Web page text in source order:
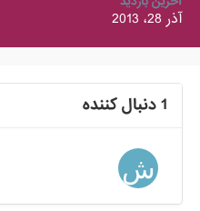
آذر 28، 2013
1 دنبال کننده